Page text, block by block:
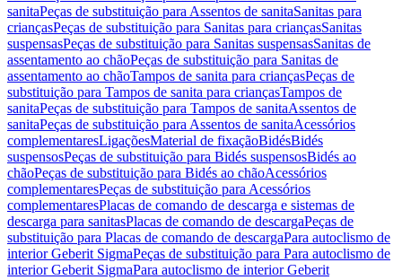
sanitaPeças de substituição para Assentos de sanitaSanitas para
criançasPeças de substituição para Sanitas para criançasSanitas
suspensasPeças de substituição para Sanitas suspensasSanitas de
assentamento ao chãoPeças de substituição para Sanitas de
assentamento ao chãoTampos de sanita para criançasPeças de
substituição para Tampos de sanita para criançasTampos de
sanitaPeças de substituição para Tampos de sanitaAssentos de
sanitaPeças de substituição para Assentos de sanitaAcessórios
complementaresLigaçõesMaterial de fixaçãoBidésBidés
suspensosPeças de substituição para Bidés suspensosBidés ao
chãoPeças de substituição para Bidés ao chãoAcessórios
complementaresPeças de substituição para Acessórios
complementaresPlacas de comando de descarga e sistemas de
descarga para sanitasPlacas de comando de descargaPeças de
substituição para Placas de comando de descargaPara autoclismo de
interior Geberit SigmaPeças de substituição para Para autoclismo de
interior Geberit SigmaPara autoclismo de interior Geberit